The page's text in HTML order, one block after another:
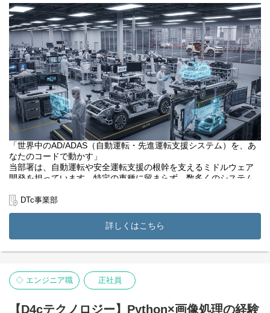
仕事内容：
世界市場向けの半導体メモリ製造プロジェクトにおいて、製造ス
ケジュールの管理と、生産データの集計・分析を通じて、製造工
程の最適化と歩留まり（製品完成率）向上をサポートする業務を
お任せします。
単なる数値の取りまとめにとどまらず、データから課題を見つけ
出し、現場の生産性向上に貢献できるやりがいのあるポジション
です。
【具体的な業務内容】
・製造スケジュールの進捗管理
・世界市場向けの生産データの集計や分析
・工程ごとの進捗状況の確認、報告
・歩留まり（製品の完成率）改善サポート
【本ポジションの魅力】
・圧倒的なスケール感：売上1兆円超、世界最大級の最先端工場が
る充実感があります。
世界市場向けの膨大な「生産データの集計・分析」の実務を積む
ことで、ものづくりDXのプロフェッショナルへと成長できます。
であるD4cグループの知見やバックボーンを活かしながら、安定し
た最先端環境で業務に取り組めます。
「世界中のAD/ADAS（自動運転・先進運転支援システム）を、あ
なたのコードで動かす」
当部署は、自動運転や安全運転支援の根幹を支えるミドルウェア
開発を担っています。特定の車種に留まらず、数多くのシステム
車両へ展開されます。
来的にはAD/ADASの高度な制御を支える上流設計をお任せしま
【具体的な業務】
センサーデータ処理や認知・判断ロジックを支える低レイヤーの
最適化
回路）との整合性確保
DTc事業部
詳しくはこちら
◇ エンジニア職 正社員
【D4cテクノロジー】Python×画像処理の経験